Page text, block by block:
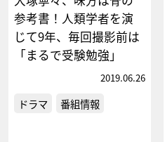
参考書！人類学者を演
じて9年、毎回撮影前は
「まるで受験勉強」
2019.06.26
ドラマ 番組情報